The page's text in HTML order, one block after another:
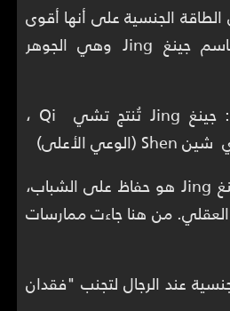
الجنسية على أنها أقوى
أشكال Qi، وتُعرف باسم جينغ Jing وهي الجوهر
وفق المعتقد الطاوي: جينغ Jing تُنتج تشي Qi ،
ولهذا، الحفاظ على جينغ Jing هو حفاظ على الشباب،
من هنا جاءت ممارسات
عند الرجال لتجنب "فقدان